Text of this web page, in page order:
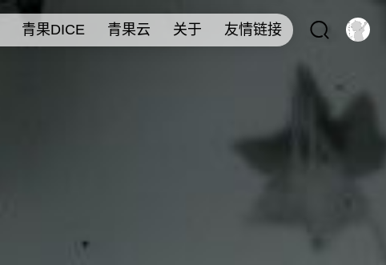

青果DICE 青果云 关于 友情链接